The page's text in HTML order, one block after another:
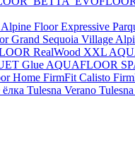
Alpine Floor Expressive
Grand Sequoia Village
RealWood XXL
Glue AQUAFLOOR
Home FirmFit Calisto
Tulesna Verano